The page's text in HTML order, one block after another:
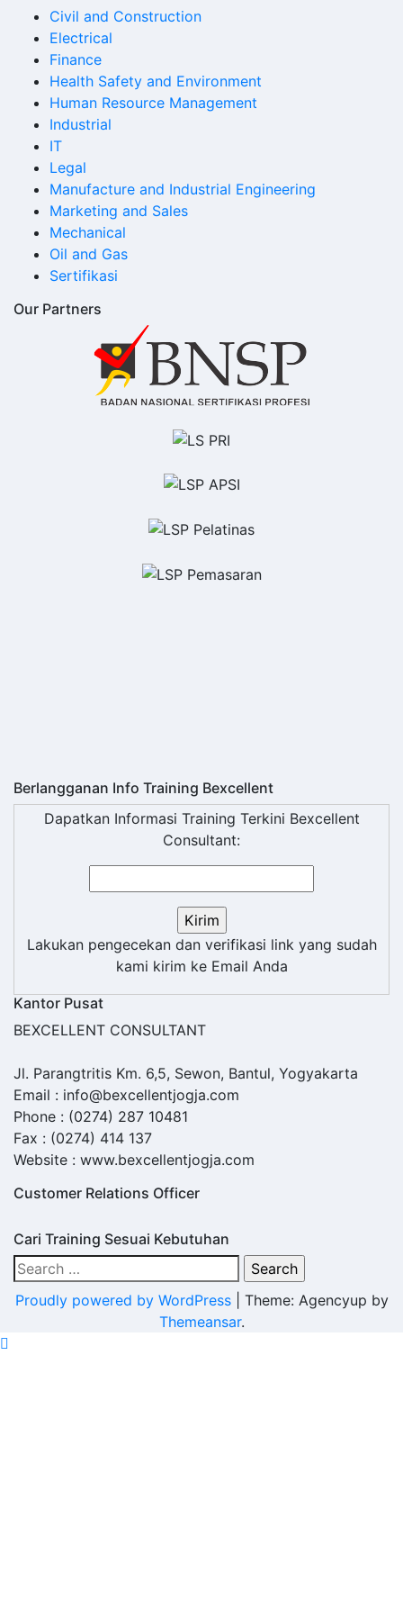
Civil and Construction
Electrical
Finance
Health Safety and Environment
Human Resource Management
Industrial
IT
Legal
Manufacture and Industrial Engineering
Marketing and Sales
Mechanical
Oil and Gas
Sertifikasi
Our Partners
Berlangganan Info Training Bexcellent
Dapatkan Informasi Training Terkini Bexcellent
Consultant:
Lakukan pengecekan dan verifikasi link yang sudah
kami kirim ke Email Anda
Kantor Pusat
BEXCELLENT CONSULTANT
Jl. Parangtritis Km. 6,5, Sewon, Bantul, Yogyakarta
Email : info@bexcellentjogja.com
Phone : (0274) 287 10481
Fax : (0274) 414 137
Website : www.bexcellentjogja.com
Customer Relations Officer
Cari Training Sesuai Kebutuhan
Search
for:
Proudly powered by WordPress
Theme: Agencyup by
Themeansar.